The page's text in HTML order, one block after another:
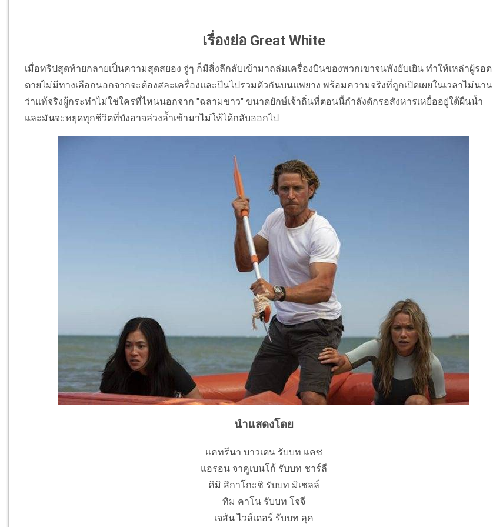
เรื่องย่อ Great White
เมื่อทริปสุดท้ายกลายเป็นความสุดสยอง จู่ๆ ก็มีสิ่งลึกลับเข้ามาถล่มเครื่องบินของพวกเขาจนพังยับเยิน ทำให้เหล่าผู้รอด
ตายไม่มีทางเลือกนอกจากจะต้องสละเครื่องและปีนไปรวมตัวกันบนแพยาง พร้อมความจริงที่ถูกเปิดเผยในเวลาไม่นาน
ว่าแท้จริงผู้กระทำไม่ใช่ใครที่ไหนนอกจาก "ฉลามขาว" ขนาดยักษ์เจ้าถิ่นที่ตอนนี้กำลังดักรอสังหารเหยื่ออยู่ใต้ผืนน้ำ
และมันจะหยุดทุกชีวิตที่บังอาจล่วงล้ำเข้ามาไม่ให้ได้กลับออกไป
นำแสดงโดย
แคทรีนา บาวเดน รับบท แคซ
แอรอน จาคูเบนโก้ รับบท ชาร์ลี
คิมิ สึกาโกะชิ รับบท มิเชลล์
ทิม คาโน รับบท โจจี
เจสัน ไวล์เดอร์ รับบท ลุค